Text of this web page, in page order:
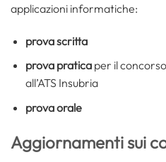
applicazioni informatiche:
prova scritta
prova praticaper il concorso
all’ATS Insubria
prova orale
Aggiornamenti sui